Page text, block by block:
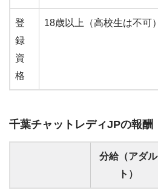
登
録
資
格
18歳以上（高校生は不可）
千葉チャットレディJPの報酬
分給（アダル
ト）